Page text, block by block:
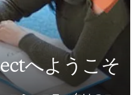
へようこそ